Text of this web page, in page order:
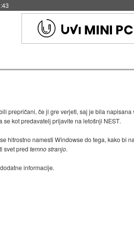
prepričani, če ji gre verjeti, saj je bila napisana
kot predavatelj prijavite na letošnji NEST.
hitrostno namesti Windowse do tega, kako bi
svet pred temno stranjo.
informacije.